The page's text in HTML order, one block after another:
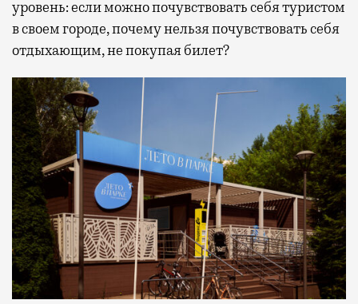
уровень: если можно почувствовать себя туристом
в своем городе, почему нельзя почувствовать себя
отдыхающим, не покупая билет?